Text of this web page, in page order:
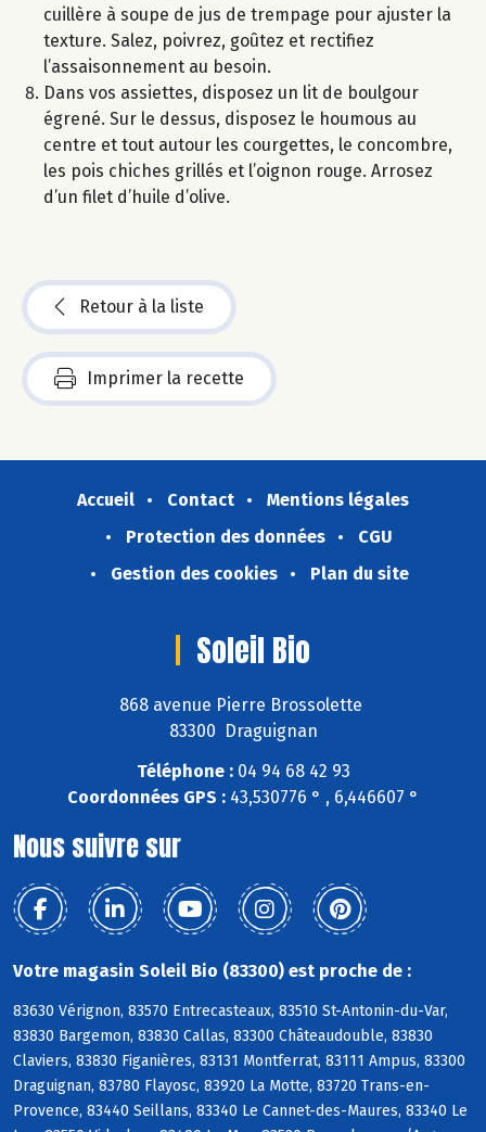
cuillère à soupe de jus de trempage pour ajuster la
texture. Salez, poivrez, goûtez et rectifiez
l’assaisonnement au besoin.
Dans vos assiettes, disposez un lit de boulgour
égrené. Sur le dessus, disposez le houmous au
centre et tout autour les courgettes, le concombre,
les pois chiches grillés et l’oignon rouge. Arrosez
d’un filet d’huile d’olive.
Retour à la liste
Imprimer la recette
Accueil Contact
Mentions légales
Protection des données
CGU
Gestion des cookies
Plan du site
Soleil Bio
868 avenue Pierre Brossolette
83300 Draguignan
Téléphone :04 94 68 42 93
Coordonnées GPS : 43,530776 ° , 6,446607 °
Nous suivre sur
Votre magasin Soleil Bio (83300) est proche de :
83630 Vérignon, 83570 Entrecasteaux, 83510 St-Antonin-du-Var,
83830 Bargemon, 83830 Callas, 83300 Châteaudouble, 83830
Claviers, 83830 Figanières, 83131 Montferrat, 83111 Ampus, 83300
Draguignan, 83780 Flayosc, 83920 La Motte, 83720 Trans-en-
Provence, 83440 Seillans, 83340 Le Cannet-des-Maures, 83340 Le